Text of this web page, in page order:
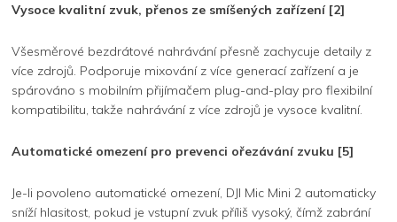
Vysoce kvalitní zvuk, přenos ze smíšených zařízení [2]
Všesměrové bezdrátové nahrávání přesně zachycuje detaily z
více zdrojů. Podporuje mixování z více generací zařízení a je
spárováno s mobilním přijímačem plug-and-play pro flexibilní
kompatibilitu, takže nahrávání z více zdrojů je vysoce kvalitní.
Automatické omezení pro prevenci ořezávání zvuku [5]
Je-li povoleno automatické omezení, DJI Mic Mini 2 automaticky
sníží hlasitost, pokud je vstupní zvuk příliš vysoký, čímž zabrání